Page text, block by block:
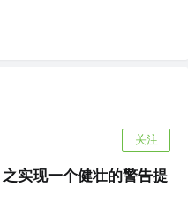
关注
实现一个健壮的警告提